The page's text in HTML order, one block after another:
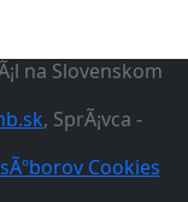
na Slovenskom
, SprÃ¡vca -
Cookies